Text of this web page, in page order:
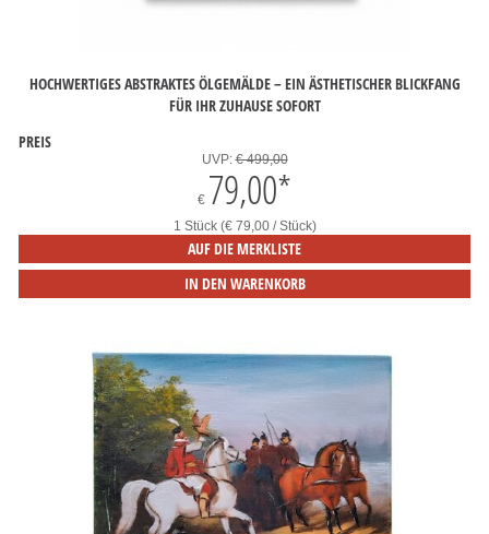
HOCHWERTIGES ABSTRAKTES ÖLGEMÄLDE – EIN ÄSTHETISCHER BLICKFANG
FÜR IHR ZUHAUSE SOFORT
PREIS
UVP:€ 499,00
€ 79,00*
1 Stück (€ 79,00 / Stück)
AUF DIE MERKLISTE
IN DEN WARENKORB